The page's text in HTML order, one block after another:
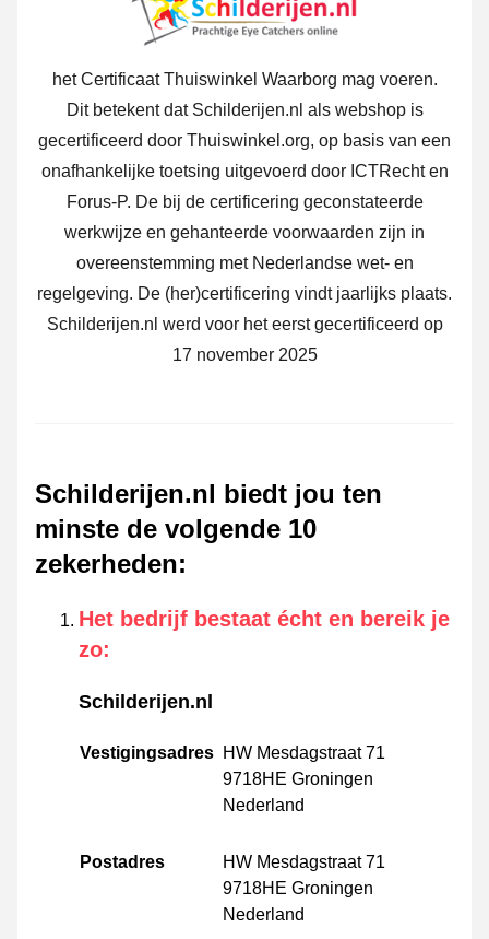
het Certificaat Thuiswinkel Waarborg mag voeren.
Dit betekent dat Schilderijen.nl als webshop is
gecertificeerd door Thuiswinkel.org, op basis van een
onafhankelijke toetsing uitgevoerd door ICTRecht en
Forus-P. De bij de certificering geconstateerde
werkwijze en gehanteerde voorwaarden zijn in
overeenstemming met Nederlandse wet- en
regelgeving. De (her)certificering vindt jaarlijks plaats.
Schilderijen.nl werd voor het eerst gecertificeerd op
17 november 2025
Schilderijen.nl biedt jou ten
minste de volgende 10
zekerheden:
Het bedrijf bestaat écht en bereik je
zo:
Schilderijen.nl
Vestigingsadres HW Mesdagstraat 71
9718HE Groningen
Nederland
Postadres
HW Mesdagstraat 71
9718HE Groningen
Nederland